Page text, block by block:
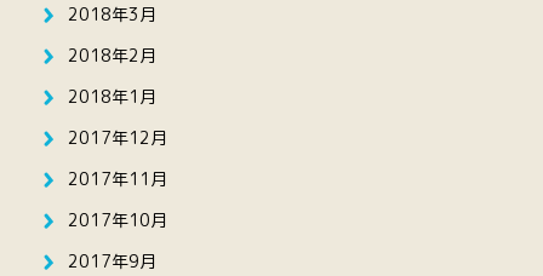
2018年3月
2018年2月
2018年1月
2017年12月
2017年11月
2017年10月
2017年9月